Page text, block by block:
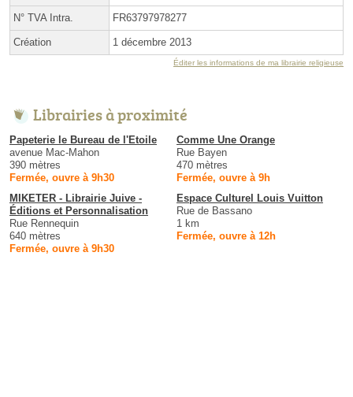
N° TVA Intra. FR63797978277
Création 1 décembre 2013
Éditer les informations de ma librairie religieuse
Librairies à proximité
Papeterie le Bureau de l'Etoile
avenue Mac-Mahon
390 mètres
Fermée, ouvre à 9h30
Comme Une Orange
Rue Bayen
470 mètres
Fermée, ouvre à 9h
MIKETER - Librairie Juive -
Éditions et Personnalisation
Rue Rennequin
640 mètres
Fermée, ouvre à 9h30
Espace Culturel Louis Vuitton
Rue de Bassano
1 km
Fermée, ouvre à 12h